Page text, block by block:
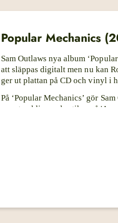
Popular Mechanics
Sam Outlaws nya album
att släppas digitalt men nu kan
ger ut plattan på CD och vinyl i
På ‘Popular Mechanics’ gör
country-klingande stilen på
(2017) och i stället närmar han
of myself, but I put my whole